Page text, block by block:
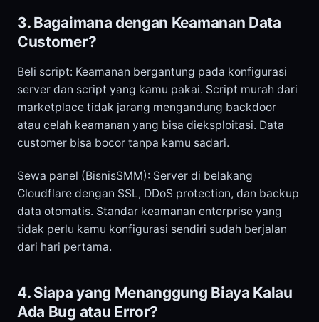
3. Bagaimana dengan Keamanan Data
Customer?
Beli script: Keamanan bergantung pada konfigurasi
server dan script yang kamu pakai. Script murah dari
marketplace tidak jarang mengandung backdoor
atau celah keamanan yang bisa dieksploitasi. Data
customer bisa bocor tanpa kamu sadari.
Sewa panel (BisnisSMM): Server di belakang
Cloudflare dengan SSL, DDoS protection, dan backup
data otomatis. Standar keamanan enterprise yang
tidak perlu kamu konfigurasi sendiri sudah berjalan
dari hari pertama.
4. Siapa yang Menanggung Biaya Kalau
Ada Bug atau Error?